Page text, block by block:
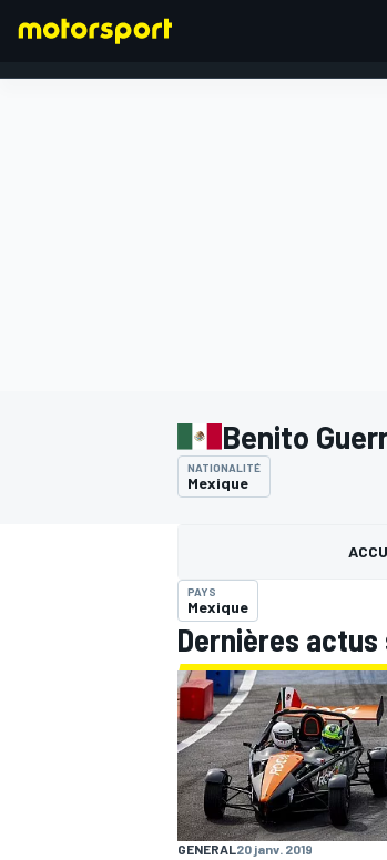
MOTOGP
Benito
NATIONALITÉ
Mexique
PAYS
Mexique
Dernières actus
GENERAL 20 janv. 2019